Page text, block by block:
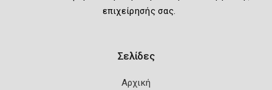
επιχείρησής σας.
Σελίδες
Αρχική